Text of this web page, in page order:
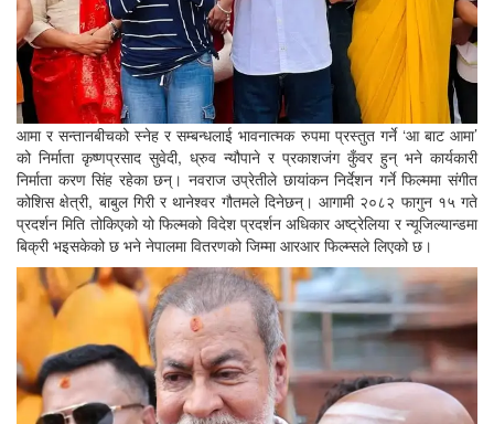
आमा र सन्तानबीचको स्नेह र सम्बन्धलाई भावनात्मक रुपमा प्रस्तुत गर्ने ‘आ बाट आमा’
को निर्माता कृष्णप्रसाद सुवेदी, ध्रुव न्यौपाने र प्रकाशजंग कुँवर हुन् भने कार्यकारी
निर्माता करण सिंह रहेका छन्। नवराज उप्रेतीले छायांकन निर्देशन गर्ने फिल्ममा संगीत
कोशिस क्षेत्री, बाबुल गिरी र थानेश्वर गौतमले दिनेछन्। आगामी २०८२ फागुन १५ गते
प्रदर्शन मिति तोकिएको यो फिल्मको विदेश प्रदर्शन अधिकार अष्ट्रेलिया र न्यूजिल्यान्डमा
बिक्री भइसकेको छ भने नेपालमा वितरणको जिम्मा आरआर फिल्म्सले लिएको छ।